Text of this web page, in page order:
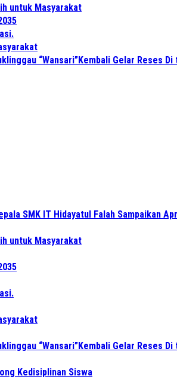
untuk Masyarakat
“Wansari”Kembali Gelar Reses Di
SMK IT Hidayatul Falah Sampaikan
untuk Masyarakat
“Wansari”Kembali Gelar Reses Di
Kedisiplinan Siswa